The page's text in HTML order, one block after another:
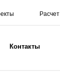
Расчет
Контакты